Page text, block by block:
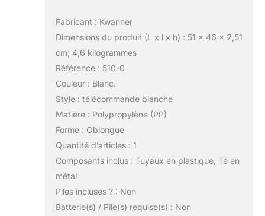
Fabricant : Kwanner
Dimensions du produit (L x l x h) : 51 x 46 x 2,51
cm; 4,6 kilogrammes
Référence : 510-0
Couleur : Blanc.
Style : télécommande blanche
Matière : Polypropylène (PP)
Forme : Oblongue
Quantité d’articles : 1
Composants inclus : Tuyaux en plastique, Té en
métal
Piles incluses ? : Non
Batterie(s) / Pile(s) requise(s) : Non